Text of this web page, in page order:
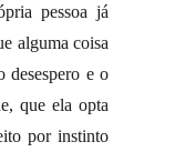
pessoa já
alguma coisa
desespero e o
que ela opta
por instinto